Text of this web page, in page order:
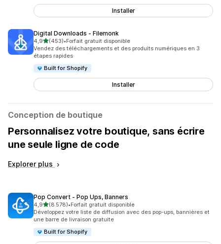
Installer
Digital Downloads ‑ Filemonk
4,9étoile(s) sur 5
(453)
453 avis au total
•Forfait gratuit disponible
Vendez des téléchargements et des produits numériques en 3
étapes rapides
Built for Shopify
Installer
Conception de boutique
Personnalisez votre boutique, sans écrire
une seule ligne de code
Explorer plus
Pop Convert ‑ Pop Ups, Banners
4,9étoile(s) sur 5
(8 578)
8578 avis au total
•Forfait gratuit disponible
Développez votre liste de diffusion avec des pop-ups, bannières et
une barre de livraison gratuite
Built for Shopify